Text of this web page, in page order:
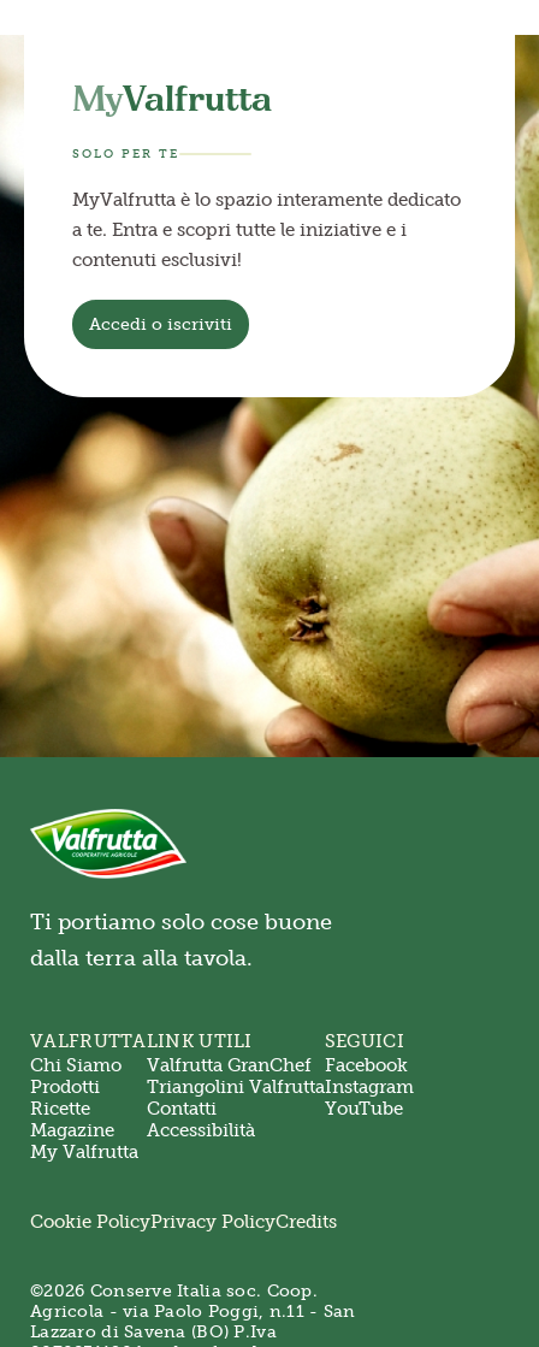
MyValfrutta
SOLO PER TE
MyValfrutta è lo spazio interamente dedicato
a te. Entra e scopri tutte le iniziative e i
contenuti esclusivi!
Accedi o iscriviti
Ti portiamo solo cose buone
dalla terra alla tavola.
VALFRUTTA
Chi Siamo
Prodotti
Ricette
Magazine
My Valfrutta
LINK UTILI
Valfrutta GranChef
Triangolini Valfrutta
Contatti
Accessibilità
SEGUICI
Facebook
Instagram
YouTube
©2026 Conserve Italia soc. Coop.
Agricola - via Paolo Poggi, n.11 - San
Lazzaro di Savena (BO) P.Iva
Cookie PolicyPrivacy PolicyCredits